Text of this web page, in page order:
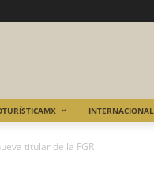
INTERNACIONAL
titular de la FGR